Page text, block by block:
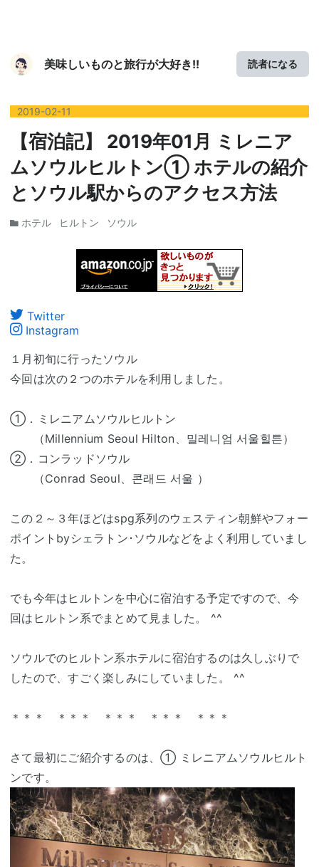
美味しいものと旅行が大好き!! 読者になる
2019-02-11
【宿泊記】 2019年01月 ミレニア
ムソウルヒルトン① ホテルの紹介
とソウル駅からのアクセス方法
ホテル ヒルトン ソウル
Twitter
Instagram
１月初旬に行ったソウル
今回は次の２つのホテルを利用しました。
①．ミレニアムソウルヒルトン
（Millennium Seoul Hilton、밀레니엄 서울힐튼）
②．コンラッドソウル
（Conrad Seoul、콘래드 서울 ）
この２～３年ほどはspg系列のウェスティン朝鮮やフォー
ポイントbyシェラトン･ソウルなどをよく利用していまし
た。
でも今年はヒルトンを中心に宿泊する予定ですので、今
回はヒルトン系でまとめて見ました。 ^^
ソウルでのヒルトン系ホテルに宿泊するのは久しぶりで
したので、すごく楽しみにしていました。 ^^
＊＊＊ ＊＊＊ ＊＊＊ ＊＊＊ ＊＊＊
さて最初にご紹介するのは、① ミレニアムソウルヒルト
ンです。